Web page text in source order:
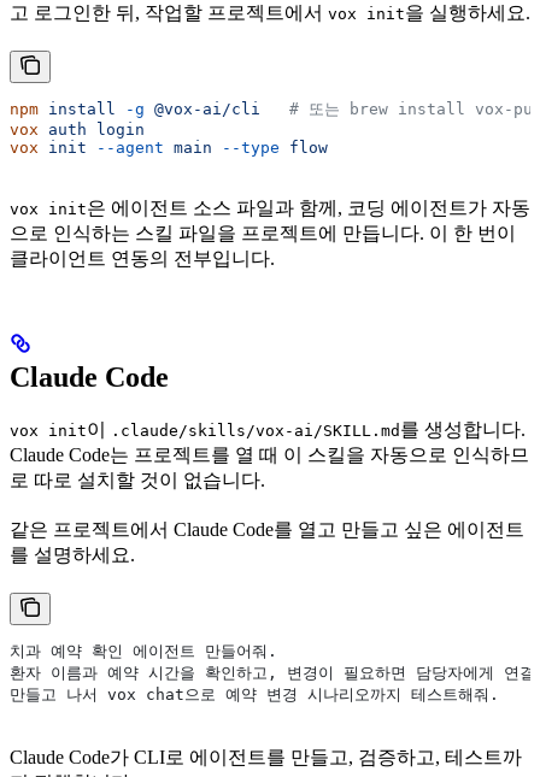
고 로그인한 뒤, 작업할 프로젝트에서 vox init을 실행하세요.
npm install -g @vox-ai/cli
# 또는 brew install vox-
vox auth login
vox init --agent main --type flow
vox init은 에이전트 소스 파일과 함께, 코딩 에이전트가 자동
으로 인식하는 스킬 파일을 프로젝트에 만듭니다. 이 한 번이
클라이언트 연동의 전부입니다.
Claude Code
vox init이 .claude/skills/vox-ai/SKILL.md 를 생성합니다.
Claude Code는 프로젝트를 열 때 이 스킬을 자동으로 인식하므
로 따로 설치할 것이 없습니다.
같은 프로젝트에서 Claude Code를 열고 만들고 싶은 에이전트
를 설명하세요.
치과 예약 확인 에이전트 만들어줘.
환자 이름과 예약 시간을 확인하고, 변경이 필요하면 담당자에게 연
만들고 나서 vox chat으로 예약 변경 시나리오까지 테스트해줘.
Claude Code가 CLI로 에이전트를 만들고, 검증하고, 테스트까